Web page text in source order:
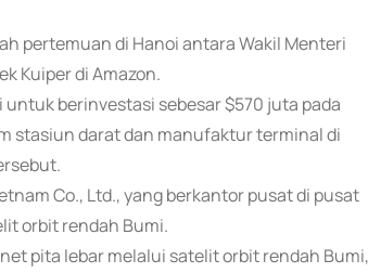
pertemuan di Hanoi antara Wakil Menteri
Kuiper di Amazon.
berinvestasi sebesar $570 juta pada
stasiun darat dan manufaktur terminal di
Co., Ltd., yang berkantor pusat di pusat
orbit rendah Bumi.
pita lebar melalui satelit orbit rendah Bumi,